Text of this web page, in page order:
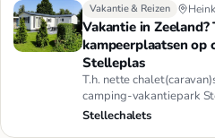
Vakantie & Reizen
Vakantie in Zeeland?
kampeerplaatsen op
Stelleplas
T.h. nette
camping-vakantiepark
van Zeeland
Stellechalets